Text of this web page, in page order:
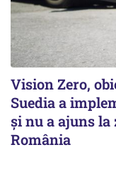
Vision Zero,
Suedia a
şi nu a ajuns la
România